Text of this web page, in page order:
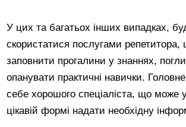
У цих та багатьох інших випадках,
скористатися послугами
заповнити прогалини у знаннях,
опанувати практичні навички.
себе хорошого спеціаліста, що може
цікавій формі надати необхідну